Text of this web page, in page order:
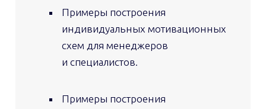
Примеры построения
индивидуальных мотивационных
схем для менеджеров
и специалистов.
Примеры построения